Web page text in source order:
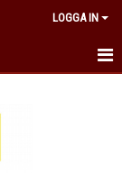
LOGGA IN